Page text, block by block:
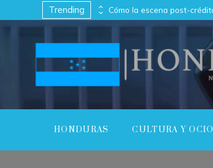
Trending Usuarios de TikTok podrán hacer videos con personajes de Mickey Mouse y Star Wars
HONDURAS CULTURA Y OCIO